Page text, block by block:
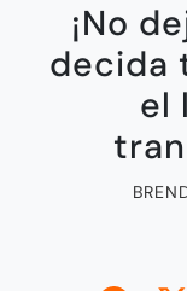
¡No
decida
el